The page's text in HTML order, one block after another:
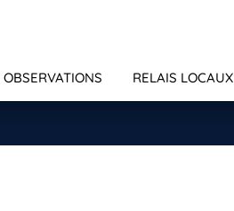
RELAIS LOCAUX